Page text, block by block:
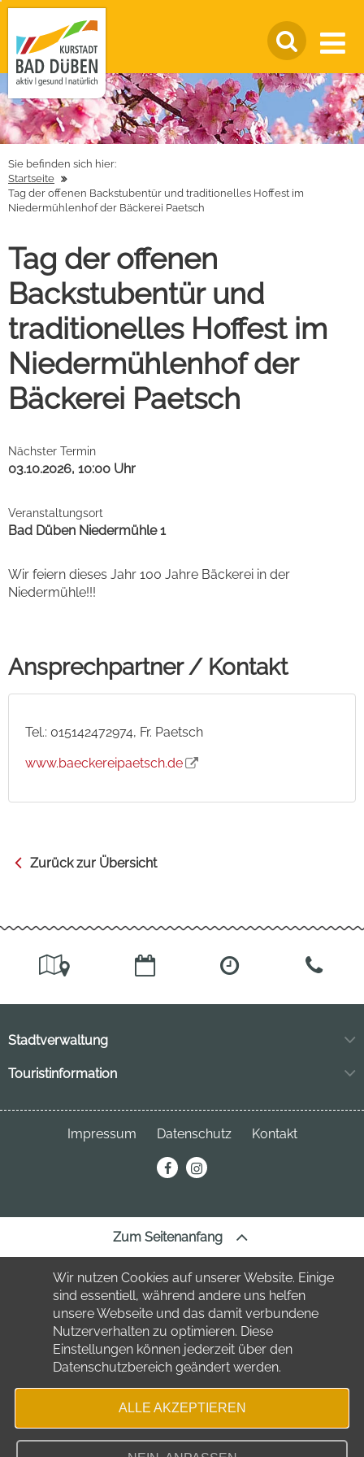
Sie befinden sich hier:
Startseite
Tag der offenen Backstubentür und traditionelles Hoffest im
Niedermühlenhof der Bäckerei Paetsch
Tag der offenen
Backstubentür und
traditionelles Hoffest im
Niedermühlenhof der
Bäckerei Paetsch
Nächster Termin
03.10.2026, 10:00 Uhr
Veranstaltungsort
Bad Düben Niedermühle 1
Wir feiern dieses Jahr 100 Jahre Bäckerei in der
Niedermühle!!!
Ansprechpartner / Kontakt
Tel.: 015142472974, Fr. Paetsch
www.baeckereipaetsch.de
Zurück zur Übersicht
Stadtverwaltung
Markt 11
034243 7220
Touristinformation
Neuhofstraße 3
04849 Bad Düben
Impressum Datenschutz Kontakt
Zum Seitenanfang
Wir nutzen Cookies auf unserer Website. Einige
sind essentiell, während andere uns helfen
unsere Webseite und das damit verbundene
Nutzerverhalten zu optimieren. Diese
Einstellungen können jederzeit über den
Datenschutzbereich geändert werden.
ALLE AKZEPTIEREN